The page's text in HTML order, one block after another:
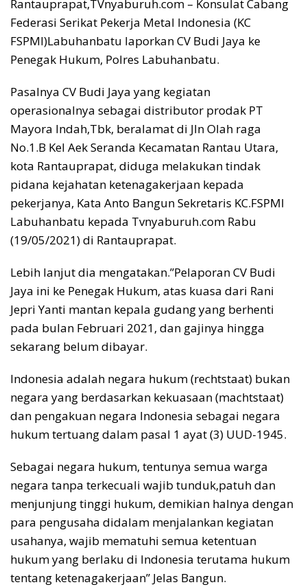
b
o
o
k
l s
A
p
p
er a
d
s
y
Li
n
k
Rantauprapat,TVnyaburuh.com – Konsulat Cabang
Federasi Serikat Pekerja Metal Indonesia (KC
FSPMI)Labuhanbatu laporkan CV Budi Jaya ke
Penegak Hukum, Polres Labuhanbatu.
Pasalnya CV Budi Jaya yang kegiatan
operasionalnya sebagai distributor prodak PT
Mayora Indah,Tbk, beralamat di Jln Olah raga
No.1.B Kel Aek Seranda Kecamatan Rantau Utara,
kota Rantauprapat, diduga melakukan tindak
pidana kejahatan ketenagakerjaan kepada
pekerjanya, Kata Anto Bangun Sekretaris KC.FSPMI
Labuhanbatu kepada Tvnyaburuh.com Rabu
(19/05/2021) di Rantauprapat.
Lebih lanjut dia mengatakan.”Pelaporan CV Budi
Jaya ini ke Penegak Hukum, atas kuasa dari Rani
Jepri Yanti mantan kepala gudang yang berhenti
pada bulan Februari 2021, dan gajinya hingga
sekarang belum dibayar.
Indonesia adalah negara hukum (rechtstaat) bukan
negara yang berdasarkan kekuasaan (machtstaat)
dan pengakuan negara Indonesia sebagai negara
hukum tertuang dalam pasal 1 ayat (3) UUD-1945.
Sebagai negara hukum, tentunya semua warga
negara tanpa terkecuali wajib tunduk,patuh dan
menjunjung tinggi hukum, demikian halnya dengan
para pengusaha didalam menjalankan kegiatan
usahanya, wajib mematuhi semua ketentuan
hukum yang berlaku di Indonesia terutama hukum
tentang ketenagakerjaan” Jelas Bangun.